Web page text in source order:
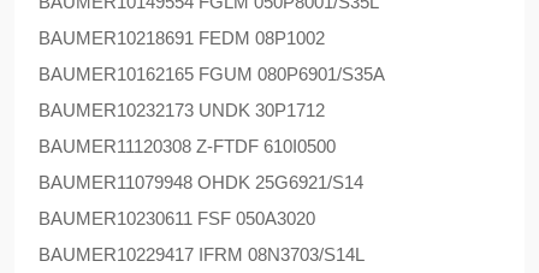
BAUMER10218691 FEDM 08P1002
BAUMER10162165 FGUM 080P6901/S35A
BAUMER10232173 UNDK 30P1712
BAUMER11120308 Z-FTDF 610I0500
BAUMER11079948 OHDK 25G6921/S14
BAUMER10230611 FSF 050A3020
BAUMER10229417 IFRM 08N3703/S14L